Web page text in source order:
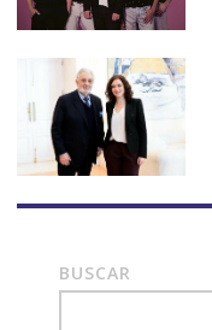
BUSCAR